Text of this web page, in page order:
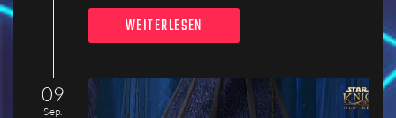
WEITERLESEN
09
Sep.